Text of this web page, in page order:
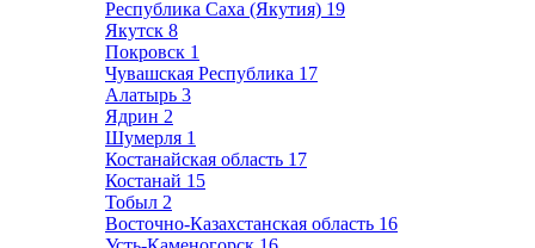
Республика Саха (Якутия) 19
Якутск 8
Покровск 1
Чувашская Республика 17
Алатырь 3
Ядрин 2
Шумерля 1
Костанайская область 17
Костанай 15
Тобыл 2
Восточно-Казахстанская область 16